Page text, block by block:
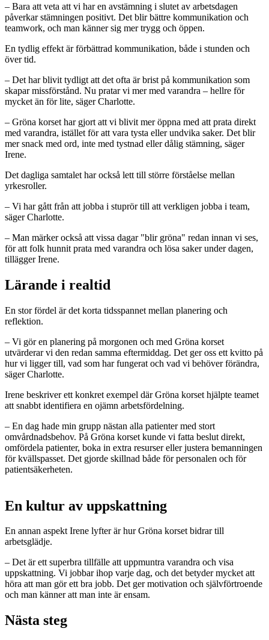
– Bara att veta att vi har en avstämning i slutet av arbetsdagen
påverkar stämningen positivt. Det blir bättre kommunikation och
teamwork, och man känner sig mer trygg och öppen.
En tydlig effekt är förbättrad kommunikation, både i stunden och
över tid.
– Det har blivit tydligt att det ofta är brist på kommunikation som
skapar missförstånd. Nu pratar vi mer med varandra – hellre för
mycket än för lite, säger Charlotte.
– Gröna korset har gjort att vi blivit mer öppna med att prata direkt
med varandra, istället för att vara tysta eller undvika saker. Det blir
mer snack med ord, inte med tystnad eller dålig stämning, säger
Irene.
Det dagliga samtalet har också lett till större förståelse mellan
yrkesroller.
– Vi har gått från att jobba i stuprör till att verkligen jobba i team,
säger Charlotte.
– Man märker också att vissa dagar "blir gröna" redan innan vi ses,
för att folk hunnit prata med varandra och lösa saker under dagen,
tillägger Irene.
Lärande i realtid
En stor fördel är det korta tidsspannet mellan planering och
reflektion.
– Vi gör en planering på morgonen och med Gröna korset
utvärderar vi den redan samma eftermiddag. Det ger oss ett kvitto på
hur vi ligger till, vad som har fungerat och vad vi behöver förändra,
säger Charlotte.
Irene beskriver ett konkret exempel där Gröna korset hjälpte teamet
att snabbt identifiera en ojämn arbetsfördelning.
– En dag hade min grupp nästan alla patienter med stort
omvårdnadsbehov. På Gröna korset kunde vi fatta beslut direkt,
omfördela patienter, boka in extra resurser eller justera bemanningen
för kvällspasset. Det gjorde skillnad både för personalen och för
patientsäkerheten.
En kultur av uppskattning
En annan aspekt Irene lyfter är hur Gröna korset bidrar till
arbetsglädje.
– Det är ett superbra tillfälle att uppmuntra varandra och visa
uppskattning. Vi jobbar ihop varje dag, och det betyder mycket att
höra att man gör ett bra jobb. Det ger motivation och självförtroende
och man känner att man inte är ensam.
Nästa steg